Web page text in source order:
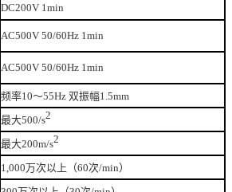
DC200V 1min
AC500V 50/60Hz 1min
AC500V 50/60Hz 1min
频率10～55Hz 双振幅1.5mm
最大500/s2
最大200m/s2
1,000万次以上（60次/min）